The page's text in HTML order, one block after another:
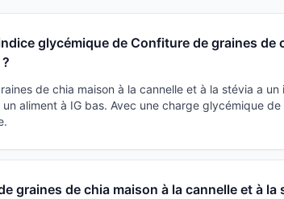
glycémique de Confiture de graines de
de chia maison à la cannelle et à la stévia a
un aliment à IG bas. Avec une charge glycémique
graines de chia maison à la cannelle et à